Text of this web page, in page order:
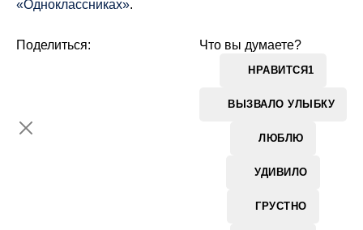
«Одноклассниках».
Что вы думаете?
НРАВИТСЯ1
ВЫЗВАЛО УЛЫБКУ
ЛЮБЛЮ
УДИВИЛО
ГРУСТНО
Поделиться: